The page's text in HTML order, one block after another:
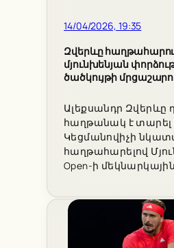
14/04/2026, 19:35
Զվերևը
մյունխենյան
ծածկույթի
Ալեքսանդր Զվերևը
հաղթանակ է տարել
Կեցմանովիչի
հաղթահարելով
Open-ի մեկնարկային